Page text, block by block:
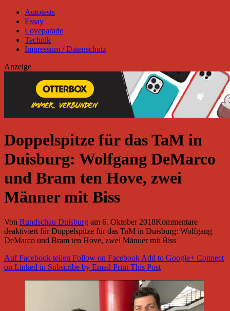
Autotests
Essay
Loveparade
Technik
Impressum / Datenschutz
Anzeige
Doppelspitze für das TaM in
Duisburg: Wolfgang DeMarco
und Bram ten Hove, zwei
Männer mit Biss
Von Rundschau Duisburg am 6. Oktober 2018Kommentare
deaktiviertfür Doppelspitze für das TaM in Duisburg: Wolfgang
DeMarco und Bram ten Hove, zwei Männer mit Biss
Auf Facebook teilen Follow on FacebookAdd to Google+ Connect
on Linked in Subscribe by Email Print This Post